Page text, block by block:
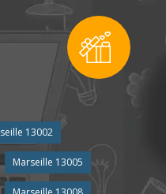
13002
Marseille 13005